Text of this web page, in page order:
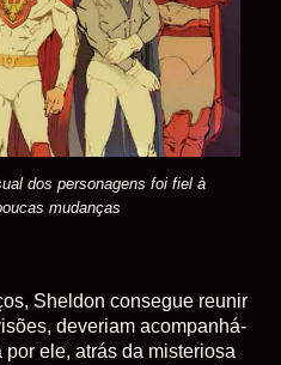
dos personagens foi fiel à
mudanças
Sheldon consegue reunir
deveriam acompanhá-
ele, atrás da misteriosa